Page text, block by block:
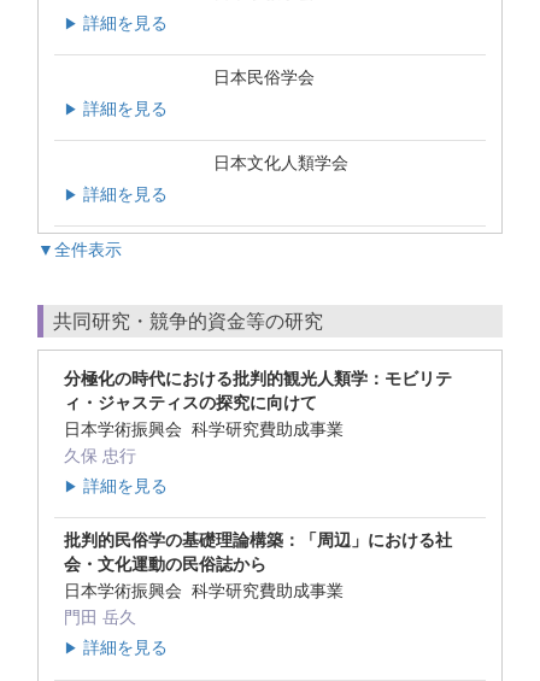
▶ 詳細を見る
日本民俗学会
▶ 詳細を見る
日本文化人類学会
▶ 詳細を見る
▼全件表示
共同研究・競争的資金等の研究
分極化の時代における批判的観光人類学：モビリテ
ィ・ジャスティスの探究に向けて
日本学術振興会 科学研究費助成事業
久保 忠行
▶ 詳細を見る
批判的民俗学の基礎理論構築：「周辺」における社
会・文化運動の民俗誌から
日本学術振興会 科学研究費助成事業
門田 岳久
▶ 詳細を見る